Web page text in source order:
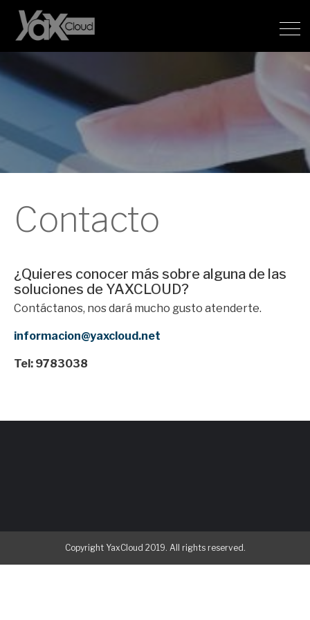
Contacto
¿Quieres conocer más sobre alguna de las
soluciones de YAXCLOUD?
Contáctanos, nos dará mucho gusto atenderte.
informacion@yaxcloud.net
Tel: 9783038
Copyright YaxCloud 2019. All rights reserved.